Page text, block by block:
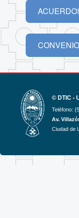
© DTIC -
Teléfono:
Av.
Ciudad de